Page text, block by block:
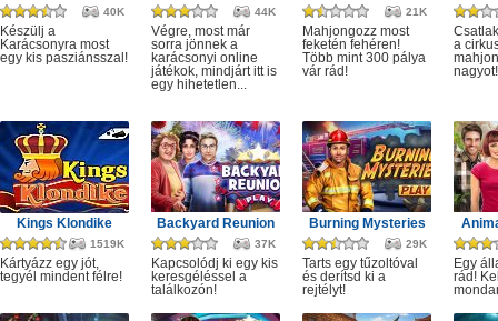
40K
Készülj a
Karácsonyra most
egy kis pasziánsszal!
44K
Végre, most már
sorra jönnek a
karácsonyi online
játékok, mindjárt itt is
egy hihetetlen...
21K
Mahjongozz most
feketén fehéren!
Több mint 300 pálya
vár rád!
a
nagyot!
Kings Klondike
1519K
Kártyázz egy jót,
tegyél mindent félre!
Backyard Reunion
37K
Kapcsolódj ki egy kis
keresgéléssel a
találkozón!
Burning Mysteries
29K
Tarts egy tűzoltóval
és derítsd ki a
rejtélyt!
Egy
rád!